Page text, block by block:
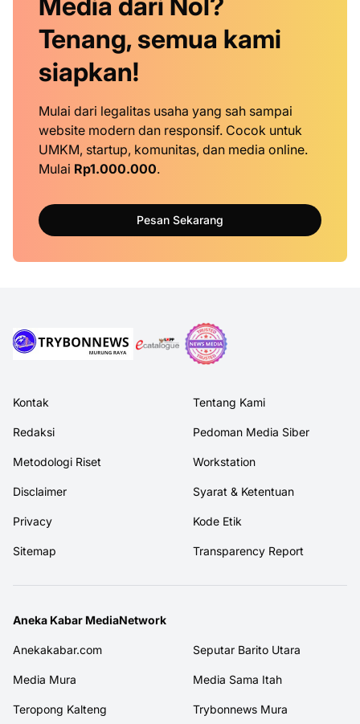
Tenang, semua kami
siapkan!
Mulai dari legalitas usaha yang sah sampai
website modern dan responsif. Cocok untuk
UMKM, startup, komunitas, dan media online.
Mulai Rp1.000.000.
Pesan Sekarang
Kontak Tentang Kami
Redaksi Pedoman Media Siber
Metodologi Riset Workstation
Disclaimer Syarat & Ketentuan
Privacy Kode Etik
Sitemap Transparency Report
Aneka Kabar MediaNetwork
Anekakabar.com Seputar Barito Utara
Media Mura Media Sama Itah
Teropong Kalteng Trybonnews Mura